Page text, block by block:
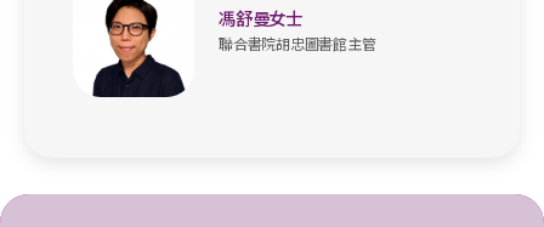
馮舒曼女士
聯合書院胡忠圖書館主管